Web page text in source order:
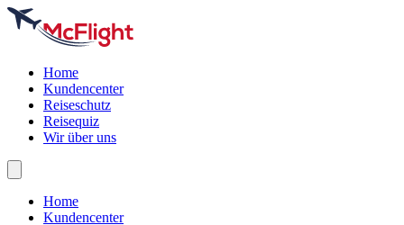
Home
Kundencenter
Reiseschutz
Reisequiz
Wir über uns
Home
Kundencenter